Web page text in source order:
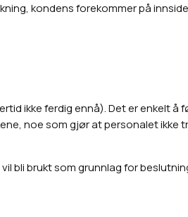
kondens forekommer på
ikke ferdig ennå). Det er enkelt å
noe som gjør at personalet ikke
bli brukt som grunnlag for